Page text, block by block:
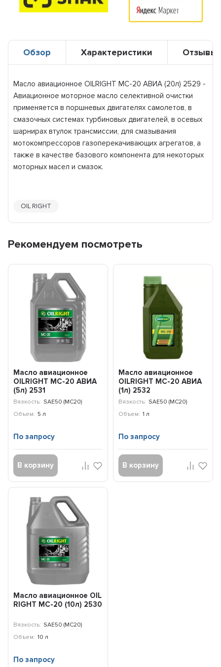
Обзор Характеристики Отзывы
Масло авиационное OILRIGHT МС-20 АВИА (20л) 2529 -
Авиационное моторное масло селективной очистки
применяется в поршневых двигателях самолетов, в
смазочных системах турбиновых двигателей, в осевых
шарнирах втулок трансмиссии, для смазывания
мотокомпрессоров газоперекачивающих агрегатов, а
также в качестве базового компонента для некоторых
моторных масел и смазок.
OIL RIGHT
Рекомендуем посмотреть
Масло авиационное
OILRIGHT МС-20 АВИА
(5л) 2531
Вязкость: SAE50 (МС20)
Объем: 5 л
По запросу
В корзину
Масло авиационное
OILRIGHT МС-20 АВИА
(1л) 2532
Вязкость: SAE50 (МС20)
Объем: 1 л
По запросу
В корзину
Масло авиационное OIL
RIGHT МС-20 (10л) 2530
Вязкость: SAE50 (МС20)
Объем: 10 л
По запросу